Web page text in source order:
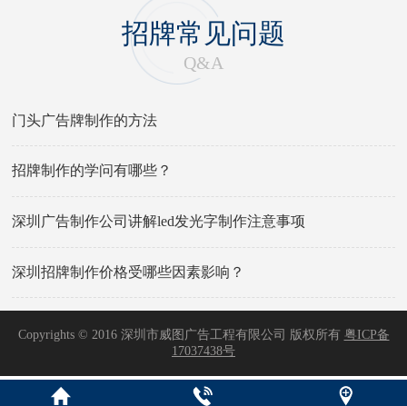
招牌常见问题
Q&A
门头广告牌制作的方法
招牌制作的学问有哪些？
深圳广告制作公司讲解led发光字制作注意事项
深圳招牌制作价格受哪些因素影响？
Copyrights © 2016 深圳市威图广告工程有限公司 版权所有 粤ICP备
17037438号